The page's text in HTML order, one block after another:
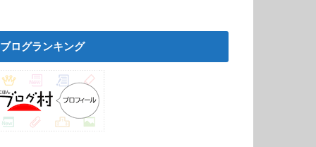
ブログランキング